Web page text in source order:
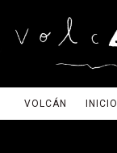
VOLCÁN INICIO